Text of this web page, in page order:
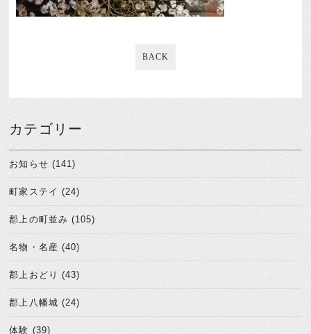
BACK
カテゴリー
お知らせ (141)
町家ステイ (24)
郡上の町並み (105)
名物・名産 (40)
郡上おどり (43)
郡上八幡城 (24)
体験 (39)